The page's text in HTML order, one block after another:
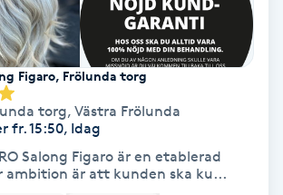
Figaro, Frölunda torg
torg, Västra Frölunda
fr. 15:50, Idag
ambition är att kunden ska ku...